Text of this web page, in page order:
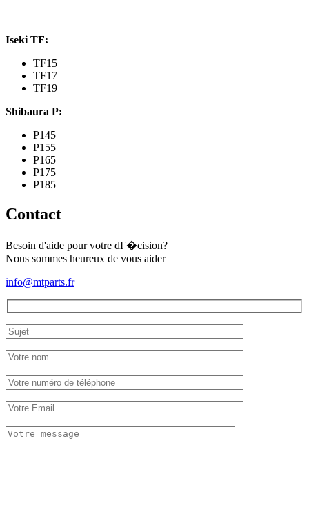
Iseki TF:
TF15
TF17
TF19
Shibaura P:
P145
P155
P165
P175
P185
Contact
Besoin d'aide pour votre dГ�cision?
Nous sommes heureux de vous aider
info@mtparts.fr